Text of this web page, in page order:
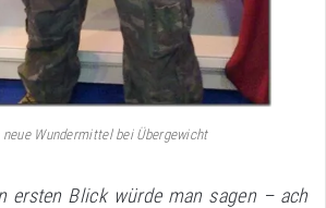
neue Wundermittel bei Übergewicht
ersten Blick würde man sagen – ach